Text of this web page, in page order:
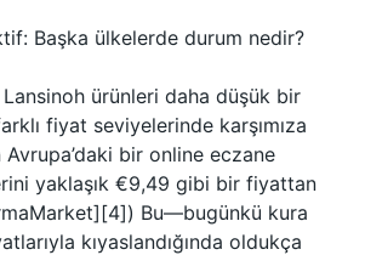
Başka ülkelerde durum nedir?
ürünleri daha düşük bir
fiyat seviyelerinde karşımıza
Avrupa’daki bir online eczane
yaklaşık €9,49 gibi bir fiyattan
Bu—bugünkü kura
kıyaslandığında oldukça